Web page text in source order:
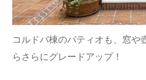
コルドバ棟のパティオも、窓や
らさらにグレードアップ！